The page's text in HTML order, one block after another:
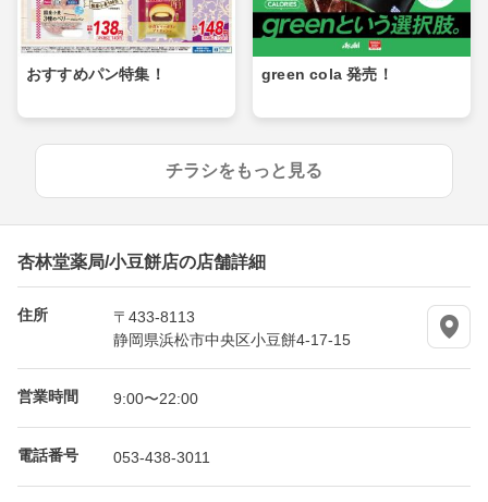
おすすめパン特集！ green cola 発売！
チラシをもっと見る
杏林堂薬局/小豆餅店の店舗詳細
住所
〒433-8113
静岡県浜松市中央区小豆餅4-17-15
営業時間 9:00〜22:00
電話番号 053-438-3011